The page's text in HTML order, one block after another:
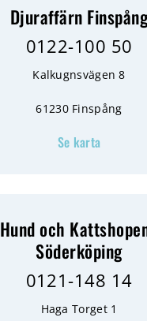
Djuraffärn
0122-100 50
Kalkugnsvägen 8
61230 Finspång
Se karta
Hund och
Söderköping
0121-148 14
Haga Torget 1